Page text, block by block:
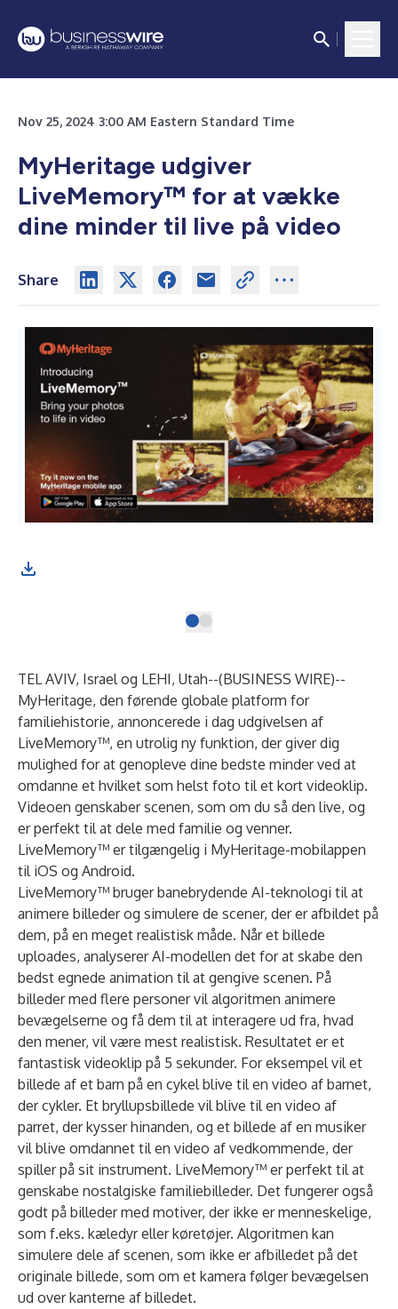
Nov 25, 2024 3:00 AM Eastern Standard Time
MyHeritage udgiver
LiveMemory™ for at vække
dine minder til live på video
Share
TEL AVIV, Israel og LEHI, Utah--(BUSINESS WIRE)--
MyHeritage, den førende globale platform for
familiehistorie, annoncerede i dag udgivelsen af
LiveMemory™, en utrolig ny funktion, der giver dig
mulighed for at genopleve dine bedste minder ved at
omdanne et hvilket som helst foto til et kort videoklip.
Videoen genskaber scenen, som om du så den live, og
er perfekt til at dele med familie og venner.
LiveMemory™ er tilgængelig i MyHeritage-mobilappen
til iOS og Android.
LiveMemory™ bruger banebrydende AI-teknologi til at
animere billeder og simulere de scener, der er afbildet på
dem, på en meget realistisk måde. Når et billede
uploades, analyserer AI-modellen det for at skabe den
bedst egnede animation til at gengive scenen. På
billeder med flere personer vil algoritmen animere
bevægelserne og få dem til at interagere ud fra, hvad
den mener, vil være mest realistisk. Resultatet er et
fantastisk videoklip på 5 sekunder. For eksempel vil et
billede af et barn på en cykel blive til en video af barnet,
der cykler. Et bryllupsbillede vil blive til en video af
parret, der kysser hinanden, og et billede af en musiker
vil blive omdannet til en video af vedkommende, der
spiller på sit instrument. LiveMemory™ er perfekt til at
genskabe nostalgiske familiebilleder. Det fungerer også
godt på billeder med motiver, der ikke er menneskelige,
som f.eks. kæledyr eller køretøjer. Algoritmen kan
simulere dele af scenen, som ikke er afbilledet på det
originale billede, som om et kamera følger bevægelsen
ud over kanterne af billedet.